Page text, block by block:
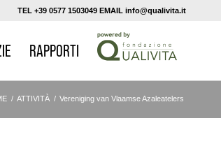
TEL +39 0577 1503049 EMAIL info@qualivita.it
RAPPORTI
/ ATTIVITÀ / Vereniging van Vlaamse Azaleatelers